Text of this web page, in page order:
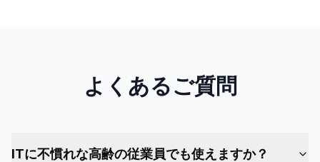
よくあるご質問
ITに不慣れな高齢の従業員でも使えますか？